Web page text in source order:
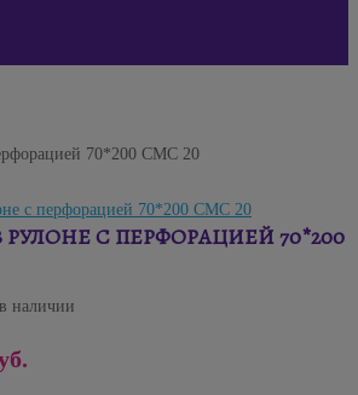
70*200 СМС 20
С ПЕРФОРАЦИЕЙ 70*200
наличии